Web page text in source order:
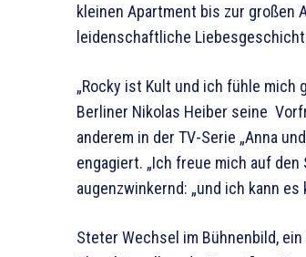
kleinen Apartment bis zur großen
leidenschaftliche
„Rocky ist Kult und ich fühle
Berliner Nikolas Heiber seine
anderem in der TV-Serie „Anna
engagiert. „Ich freue mich auf
augenzwinkernd: „und ich kann
Steter Wechsel im Bühnenbild,